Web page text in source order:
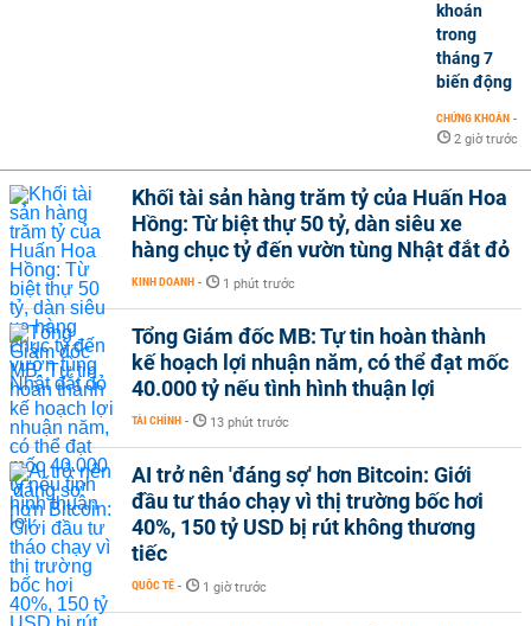
khoán
trong
tháng 7
biến động
CHỨNG KHOÁN -
2 giờ trước
Khối tài sản hàng trăm tỷ của Huấn Hoa
Hồng: Từ biệt thự 50 tỷ, dàn siêu xe
hàng chục tỷ đến vườn tùng Nhật đắt đỏ
KINH DOANH - 1 phút trước
Tổng Giám đốc MB: Tự tin hoàn thành
kế hoạch lợi nhuận năm, có thể đạt mốc
40.000 tỷ nếu tình hình thuận lợi
TÀI CHÍNH - 13 phút trước
AI trở nên 'đáng sợ' hơn Bitcoin: Giới
đầu tư tháo chạy vì thị trường bốc hơi
40%, 150 tỷ USD bị rút không thương
tiếc
QUỐC TẾ - 1 giờ trước